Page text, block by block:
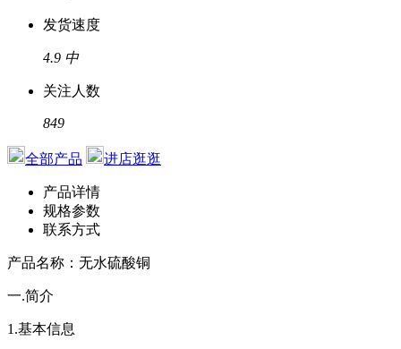
发货速度
4.9 中
关注人数
849
全部产品 进店逛逛
产品详情
规格参数
联系方式
产品名称：无水硫酸铜
一.简介
1.基本信息